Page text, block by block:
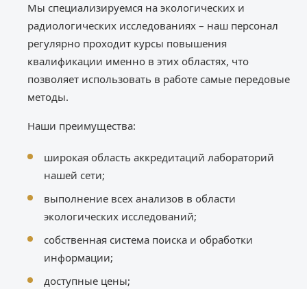
Мы специализируемся на экологических и
радиологических исследованиях – наш персонал
регулярно проходит курсы повышения
квалификации именно в этих областях, что
позволяет использовать в работе самые передовые
методы.
Наши преимущества:
широкая область аккредитаций лабораторий
нашей сети;
выполнение всех анализов в области
экологических исследований;
собственная система поиска и обработки
информации;
доступные цены;